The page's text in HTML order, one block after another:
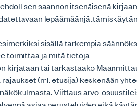
saannon itsenäisenä
sisällä tarkempia
toimittaa ja mitä tietoja
kirjataan tai tarkastaako
(ml. etusija) keskenään
Viittaus arvo-